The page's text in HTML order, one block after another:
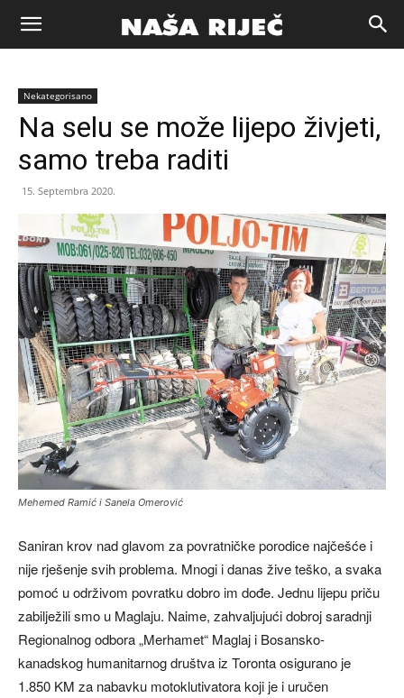
Naša
riječ
Nekategorisano
Na selu se može lijepo živjeti,
samo treba raditi
15. Septembra 2020.
Mehemed Ramić i Sanela Omerović
Saniran krov nad glavom za povratničke porodice najčešće i
nije rješenje svih problema. Mnogi i danas žive teško, a svaka
pomoć u održivom povratku dobro im dođe. Jednu lijepu priču
zabilježili smo u Maglaju. Naime, zahvaljujući dobroj saradnji
Regionalnog odbora „Merhamet“ Maglaj i Bosansko-
kanadskog humanitarnog društva iz Toronta osigurano je
1.850 KM za nabavku motoklutivatora koji je i uručen